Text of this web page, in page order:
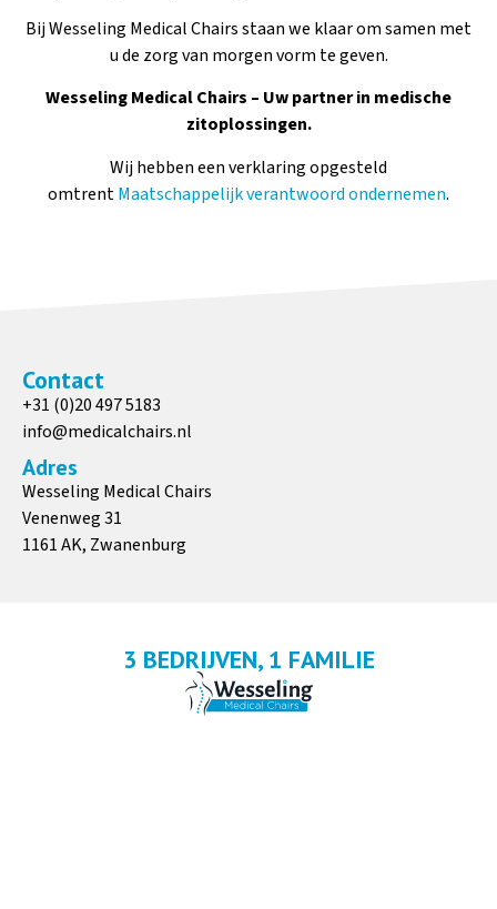
Bij Wesseling Medical Chairs staan we klaar om samen met
u de zorg van morgen vorm te geven.
Wesseling Medical Chairs – Uw partner in medische
zitoplossingen.
Wij hebben een verklaring opgesteld
omtrentMaatschappelijk verantwoord ondernemen.
Contact
+31 (0)20 497 5183
info@medicalchairs.nl
Adres
Wesseling Medical Chairs
Venenweg 31
1161 AK, Zwanenburg
3 BEDRIJVEN, 1 FAMILIE